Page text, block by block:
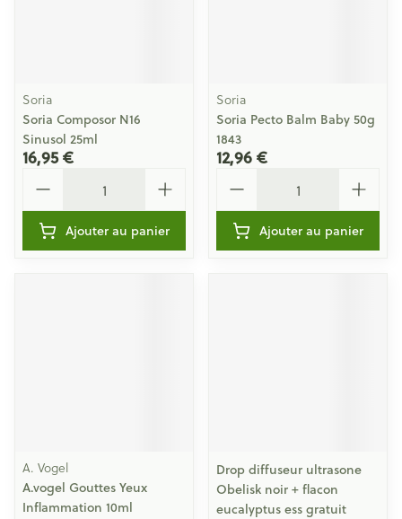
Soria
Soria Composor N16
Sinusol 25ml
16,95 €
Ajouter au panier
Soria
Soria Pecto Balm Baby 50g
1843
12,96 €
Ajouter au panier
A. Vogel
A.vogel Gouttes Yeux
Inflammation 10ml
Drop diffuseur ultrasone
Obelisk noir + flacon
eucalyptus ess gratuit